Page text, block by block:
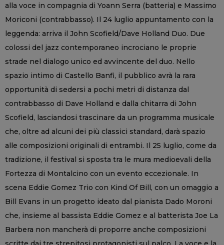
alla voce in compagnia di Yoann Serra (batteria) e Massimo
Moriconi (contrabbasso). Il 24 luglio appuntamento con la
leggenda: arriva il John Scofield/Dave Holland Duo. Due
colossi del jazz contemporaneo incrociano le proprie
strade nel dialogo unico ed avvincente del duo. Nello
spazio intimo di Castello Banfi, il pubblico avrà la rara
opportunità di sedersi a pochi metri di distanza dal
contrabbasso di Dave Holland e dalla chitarra di John
Scofield, lasciandosi trascinare da un programma musicale
che, oltre ad alcuni dei più classici standard, darà spazio
alle composizioni originali di entrambi. Il 25 luglio, come da
tradizione, il festival si sposta tra le mura medioevali della
Fortezza di Montalcino con un evento eccezionale. In
scena Eddie Gomez Trio con Kind Of Bill, con un omaggio a
Bill Evans in un progetto ideato dal pianista Dado Moroni
che, insieme al bassista Eddie Gomez e al batterista Joe La
Barbera non mancherà di proporre anche composizioni